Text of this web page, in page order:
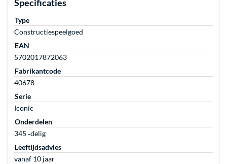
Specificaties
Type
Constructiespeelgoed
EAN
5702017872063
Fabrikantcode
40678
Serie
Iconic
Onderdelen
345 ‐delig
Leeftijdsadvies
vanaf 10 jaar